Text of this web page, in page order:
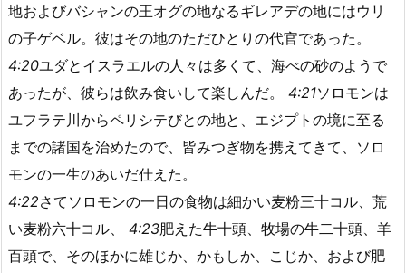
地およびバシャンの王オグの地なるギレアデの地にはウリ
の子ゲベル。彼はその地のただひとりの代官であった。
4:20ユダとイスラエルの人々は多くて、海べの砂のようで
あったが、彼らは飲み食いして楽しんだ。 4:21ソロモンは
ユフラテ川からペリシテびとの地と、エジプトの境に至る
までの諸国を治めたので、皆みつぎ物を携えてきて、ソロ
モンの一生のあいだ仕えた。
4:22さてソロモンの一日の食物は細かい麦粉三十コル、荒
い麦粉六十コル、 4:23肥えた牛十頭、牧場の牛二十頭、羊
百頭で、そのほかに雄じか、かもしか、こじか、および肥